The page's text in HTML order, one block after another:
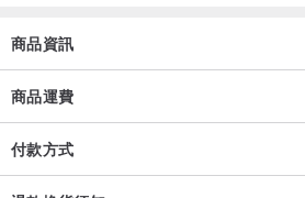
商品資訊
商品運費
付款方式